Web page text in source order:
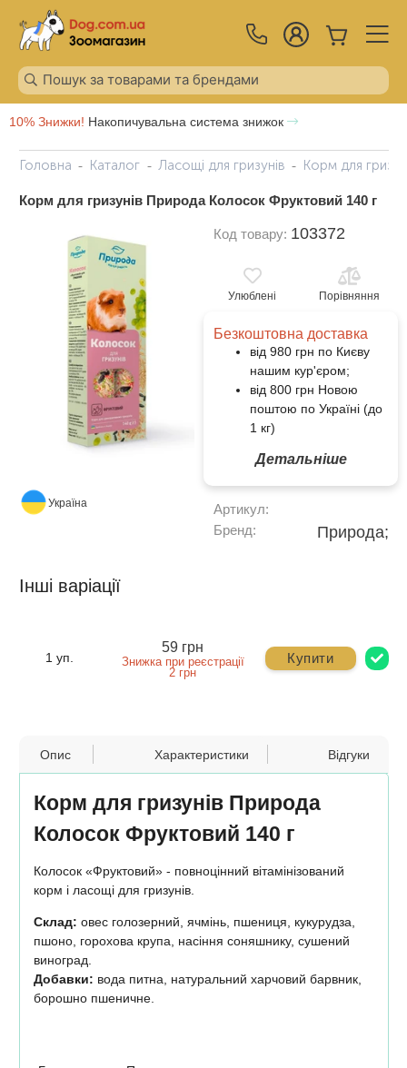
10% Знижки! Накопичувальна система знижок
Головна Каталог Ласощі для гризунів Корм для
Корм для гризунів Природа Колосок Фруктовий 140 г
Україна
Код товару: 103372
Улюблені Порівняння
Безкоштовна доставка
від 980 грн по Києву
нашим кур'єром;
від 800 грн Новою
поштою по Україні (до
1 кг)
Детальніше
Артикул:
Бренд:
Природа;
Інші варіації
1 уп.
59 грн
Знижка при реєстрації
2 грн
Купити
Опис Характеристики Відгуки
Корм для гризунів Природа
Колосок Фруктовий 140 г
Колосок «Фруктовий» - повноцінний вітамінізований
корм і ласощі для гризунів.
Склад: овес голозерний, ячмінь, пшениця, кукурудза,
пшоно, горохова крупа, насіння соняшнику, сушений
виноград.
Добавки: вода питна, натуральний харчовий барвник,
борошно пшеничне.